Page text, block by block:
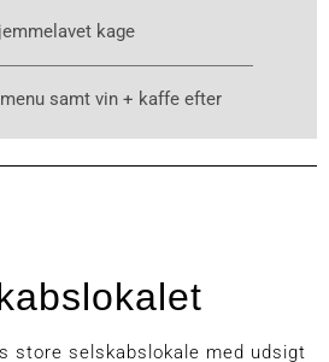
kage
samt vin + kaffe efter
store selskabslokale med udsigt